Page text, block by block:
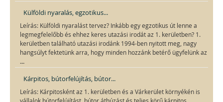
Külföldi nyaralás, egzotikus...
Leírás: Külföldi nyaralást tervez? Inkább egy egzotikus út lenne a
legmegfelelőbb és ehhez keres utazási irodát az 1. kerületben? 1.
kerületben található utazási irodánk 1994-ben nyitott meg, nagy
hangsúlyt fektetünk arra, hogy minden hozzánk betérő ügyfelünk az
...
Kárpitos, bútorfelújítás, bútor...
Leírás: Kárpitosként az 1. kerületben és a Várkerület környékén is